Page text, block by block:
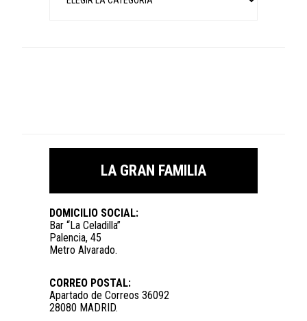
LA GRAN FAMILIA
DOMICILIO SOCIAL:
Bar “La Celadilla”
Palencia, 45
Metro Alvarado.
CORREO POSTAL:
Apartado de Correos 36092
28080 MADRID.